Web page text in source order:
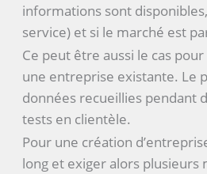
informations sont
service) et si le marché est
Ce peut être aussi le cas
une entreprise existante. Le
données recueillies pendant
tests en clientèle.
Pour une création
long et exiger alors plusieurs